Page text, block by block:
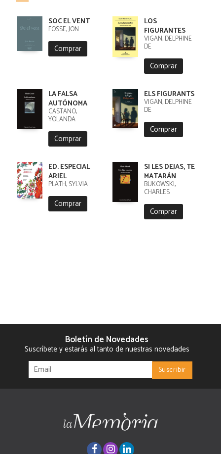
SOC EL VENT
FOSSE, JON
Comprar
LOS
FIGURANTES
VIGAN, DELPHINE
DE
Comprar
LA FALSA
AUTÓNOMA
CASTAÑO,
YOLANDA
Comprar
ELS FIGURANTS
VIGAN, DELPHINE
DE
Comprar
ED. ESPECIAL
ARIEL
PLATH, SYLVIA
Comprar
SI LES DEJAS, TE
MATARÁN
BUKOWSKI,
CHARLES
Comprar
Boletín de Novedades
Suscríbete y estarás al tanto de nuestras novedades